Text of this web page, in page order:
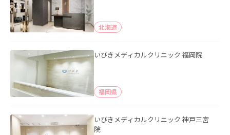
北海道
いびきメディカルクリニック 福岡院
福岡県
いびきメディカルクリニック 神戸三宮
院